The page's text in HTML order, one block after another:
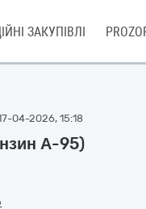
ЗАКУПІВЛІ
04-2026, 15:18
А-95)